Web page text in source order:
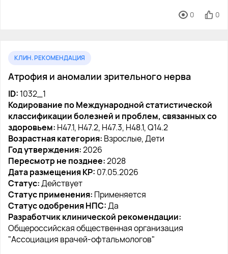
0 0
КЛИН. РЕКОМЕНДАЦИЯ
Атрофия и аномалии зрительного нерва
ID: 1032_1
Кодирование по Международной статистической
классификации болезней и проблем, связанных со
здоровьем: H47.1, H47.2, H47.3, H48.1, Q14.2
Возрастная категория: Взрослые, Дети
Год утверждения:2026
Пересмотр не позднее:2028
Дата размещения КР: 07.05.2026
Статус:Действует
Статус применения: Применяется
Статус одобрения НПС:Да
Разработчик клинической рекомендации:
Общероссийская общественная организация
"Ассоциация врачей-офтальмологов"